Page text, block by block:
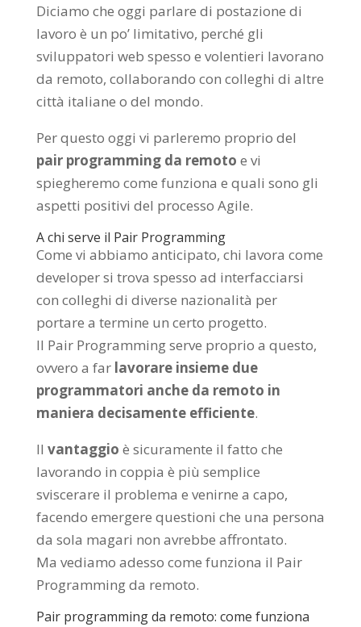
Diciamo che oggi parlare di postazione di
lavoro è un po’ limitativo, perché gli
sviluppatori web spesso e volentieri lavorano
da remoto, collaborando con colleghi di altre
città italiane o del mondo.
Per questo oggi vi parleremo proprio del
pair programming da remoto e vi
spiegheremo come funziona e quali sono gli
aspetti positivi del processo Agile.
A chi serve il Pair Programming
Come vi abbiamo anticipato, chi lavora come
developer si trova spesso ad interfacciarsi
con colleghi di diverse nazionalità per
portare a termine un certo progetto.
Il Pair Programming serve proprio a questo,
ovvero a far lavorare insieme due
programmatori anche da remoto in
maniera decisamente efficiente.
Il vantaggio è sicuramente il fatto che
lavorando in coppia è più semplice
sviscerare il problema e venirne a capo,
facendo emergere questioni che una persona
da sola magari non avrebbe affrontato.
Ma vediamo adesso come funziona il Pair
Programming da remoto.
Pair programming da remoto: come funziona